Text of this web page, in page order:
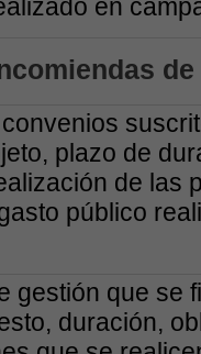
en
plazo de
de las
público
gestión que se
duración,